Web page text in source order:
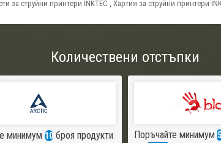
за струйни принтери INKTEC , Хартия за струйни принтери
Количествени отстъпки
минимум 10броя продукти
Поръчайте минимум 5